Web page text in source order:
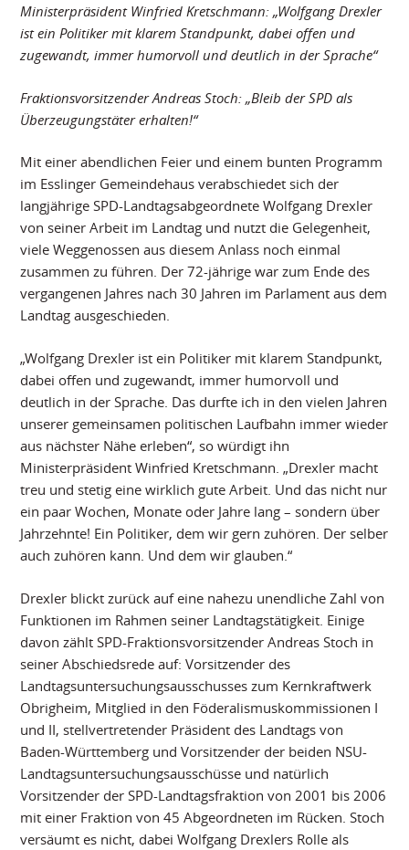
Ministerpräsident Winfried Kretschmann: „Wolfgang Drexler
ist ein Politiker mit klarem Standpunkt, dabei offen und
zugewandt, immer humorvoll und deutlich in der Sprache“
Fraktionsvorsitzender Andreas Stoch: „Bleib der SPD als
Überzeugungstäter erhalten!“
Mit einer abendlichen Feier und einem bunten Programm
im Esslinger Gemeindehaus verabschiedet sich der
langjährige SPD-Landtagsabgeordnete Wolfgang Drexler
von seiner Arbeit im Landtag und nutzt die Gelegenheit,
viele Weggenossen aus diesem Anlass noch einmal
zusammen zu führen. Der 72-jährige war zum Ende des
vergangenen Jahres nach 30 Jahren im Parlament aus dem
Landtag ausgeschieden.
„Wolfgang Drexler ist ein Politiker mit klarem Standpunkt,
dabei offen und zugewandt, immer humorvoll und
deutlich in der Sprache. Das durfte ich in den vielen Jahren
unserer gemeinsamen politischen Laufbahn immer wieder
aus nächster Nähe erleben“, so würdigt ihn
Ministerpräsident Winfried Kretschmann. „Drexler macht
treu und stetig eine wirklich gute Arbeit. Und das nicht nur
ein paar Wochen, Monate oder Jahre lang – sondern über
Jahrzehnte! Ein Politiker, dem wir gern zuhören. Der selber
auch zuhören kann. Und dem wir glauben.“
Drexler blickt zurück auf eine nahezu unendliche Zahl von
Funktionen im Rahmen seiner Landtagstätigkeit. Einige
davon zählt SPD-Fraktionsvorsitzender Andreas Stoch in
seiner Abschiedsrede auf: Vorsitzender des
Landtagsuntersuchungsausschusses zum Kernkraftwerk
Obrigheim, Mitglied in den Föderalismuskommissionen I
und II, stellvertretender Präsident des Landtags von
Baden-Württemberg und Vorsitzender der beiden NSU-
Landtagsuntersuchungsausschüsse und natürlich
Vorsitzender der SPD-Landtagsfraktion von 2001 bis 2006
mit einer Fraktion von 45 Abgeordneten im Rücken. Stoch
versäumt es nicht, dabei Wolfgang Drexlers Rolle als